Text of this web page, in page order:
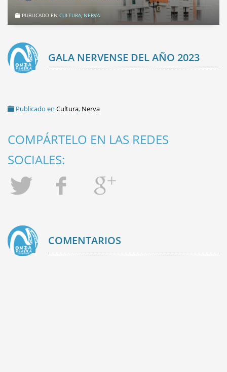
PUBLICADO EN CULTURA NERVA
GALA NERVENSE DEL AÑO 2023
Publicado en Cultura, Nerva
COMPÁRTELO EN LAS REDES
SOCIALES:
COMENTARIOS